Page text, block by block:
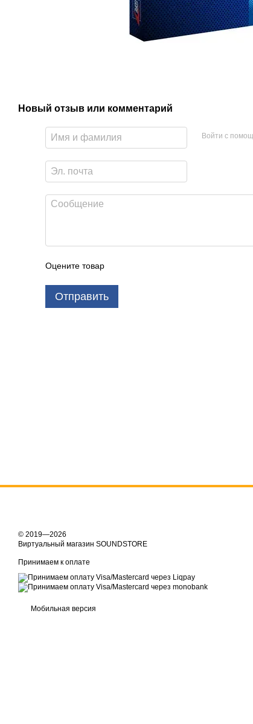
Новый отзыв или комментарий
Войти с
Оцените товар
Отправить
© 2019—2026
Виртуальный магазин SOUNDSTORE
Принимаем к оплате
Мобильная версия